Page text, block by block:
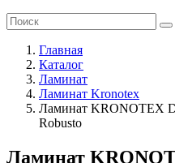
Главная
Каталог
Ламинат
Ламинат Kronotex
Ламинат KRONOTEX
Robusto
Ламинат